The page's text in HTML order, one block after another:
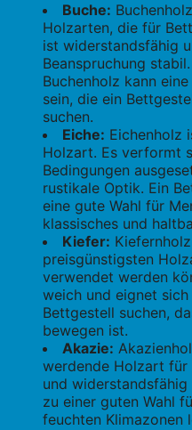
Buche:
Holzarten, die für
ist widerstandsfähig
Beanspruchung
Buchenholz kann
sein, die ein
suchen.
Eiche: Eichenholz
Holzart. Es verformt
Bedingungen
rustikale Optik. Ein
eine gute Wahl für
klassisches und
Kiefer:
preisgünstigsten
verwendet werden
weich und eignet
Bettgestell suchen,
bewegen ist.
Akazie:
werdende Holzart für
und
zu einer guten Wahl
feuchten Klimazonen